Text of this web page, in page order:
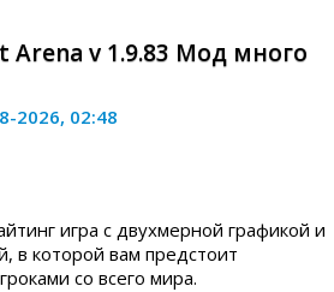
Arena v 1.9.83 Мод много
2026, 02:48
игра с двухмерной графикой и
в которой вам предстоит
со всего мира.